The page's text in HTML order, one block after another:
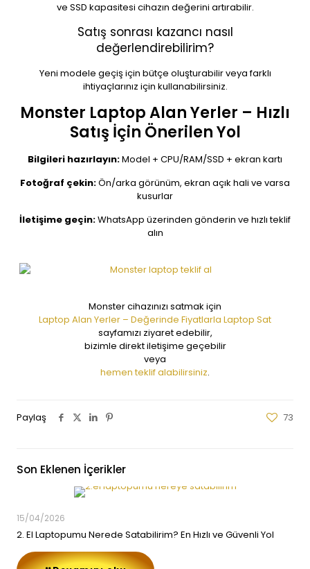
ve SSD kapasitesi cihazın değerini artırabilir.
Satış sonrası kazancı nasıl
değerlendirebilirim?
Yeni modele geçiş için bütçe oluşturabilir veya farklı
ihtiyaçlarınız için kullanabilirsiniz.
Monster Laptop Alan Yerler – Hızlı
Satış İçin Önerilen Yol
Bilgileri hazırlayın:Model + CPU/RAM/SSD + ekran kartı
Fotoğraf çekin:Ön/arka görünüm, ekran açık hali ve varsa
kusurlar
İletişime geçin:WhatsApp üzerinden gönderin ve hızlı teklif
alın
Monster cihazınızı satmak için
Laptop Alan Yerler – Değerinde Fiyatlarla Laptop Sat
sayfamızı ziyaret edebilir,
bizimle direkt iletişime geçebilir
veya
hemen teklif alabilirsiniz.
Paylaş 73
Son Eklenen İçerikler
15/04/2026
2. El Laptopumu Nerede Satabilirim? En Hızlı ve Güvenli Yol